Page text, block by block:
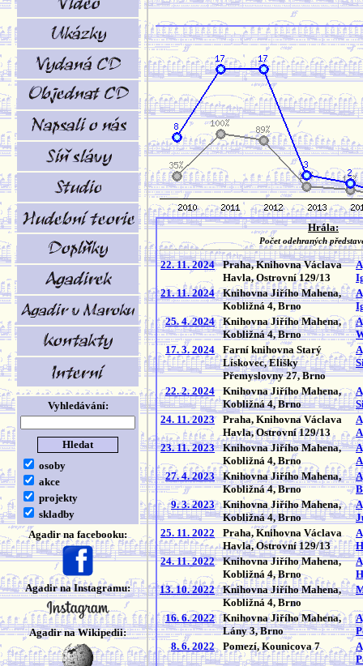
Vyhledávání:
osoby
akce
projekty
skladby
Agadir na facebooku:
Agadir na Instagramu:
Agadir na Wikipedii:
Hrála:
Počet odehraných
22. 11. 2024
Praha, Knihovna Václava
Havla, Ostrovní 129/13
21. 11. 2024
Knihovna Jiřího Mahena,
Kobližná 4, Brno
25. 4. 2024
Knihovna Jiřího Mahena,
Kobližná 4, Brno
17. 3. 2024
Farní knihovna Starý
Lískovec, Elišky
Přemyslovny 27, Brno
22. 2. 2024
Knihovna Jiřího Mahena,
Kobližná 4, Brno
24. 11. 2023
Praha, Knihovna Václava
Havla, Ostrovní 129/13
23. 11. 2023
Knihovna Jiřího Mahena,
Kobližná 4, Brno
27. 4. 2023
Knihovna Jiřího Mahena,
Kobližná 4, Brno
9. 3. 2023
Knihovna Jiřího Mahena,
Kobližná 4, Brno
25. 11. 2022
Praha, Knihovna Václava
Havla, Ostrovní 129/13
24. 11. 2022
Knihovna Jiřího Mahena,
Kobližná 4, Brno
13. 10. 2022
Knihovna Jiřího Mahena,
Kobližná 4, Brno
16. 6. 2022
Knihovna Jiřího Mahena,
Lány 3, Brno
8. 6. 2022
Pomezí, Kounicova 7